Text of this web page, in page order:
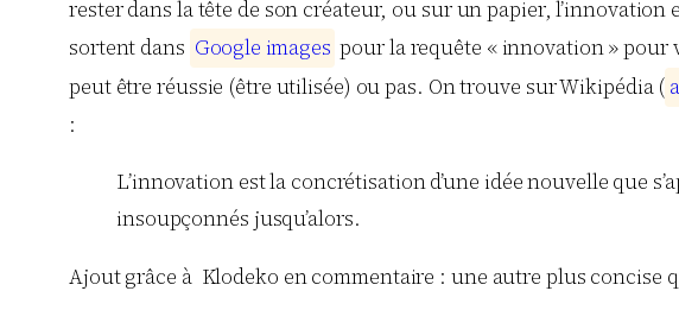
rester dans la tête de son créateur, ou sur un papier,
sortent dans Google images pour la requête « innovation » pour
peut être réussie (être utilisée) ou pas. On trouve sur Wikipédia (
:
L’innovation est la concrétisation d’une idée nouvelle que
insoupçonnés jusqu’alors.
Ajout grâce à Klodeko en commentaire : une autre plus concise